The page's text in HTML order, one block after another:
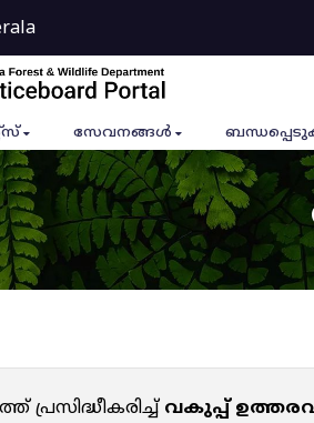
സേവനങ്ങൾ
പ്രസിദ്ധീകരിച്ച്വകുപ്പ്